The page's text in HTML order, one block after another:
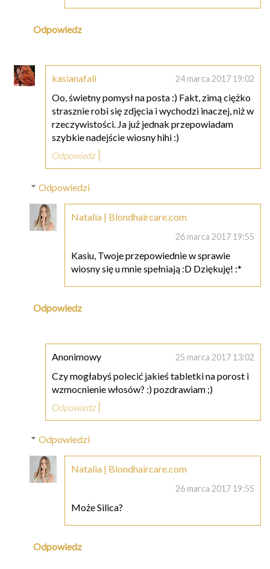
Odpowiedz
kasianafali 24 marca 2017 19:02
Oo, świetny pomysł na posta :) Fakt, zimą ciężko
strasznie robi się zdjęcia i wychodzi inaczej, niż w
rzeczywistości. Ja już jednak przepowiadam
szybkie nadejście wiosny hihi :)
Odpowiedz
Odpowiedzi
Natalia | Blondhaircare.com
26 marca 2017 19:55
Kasiu, Twoje przepowiednie w sprawie
wiosny się u mnie spełniają :D Dziękuję! :*
Odpowiedz
Anonimowy 25 marca 2017 13:02
Czy mogłabyś polecić jakieś tabletki na porost i
wzmocnienie włosów? :) pozdrawiam ;)
Odpowiedz
Odpowiedzi
Natalia | Blondhaircare.com
26 marca 2017 19:55
Może Silica?
Odpowiedz